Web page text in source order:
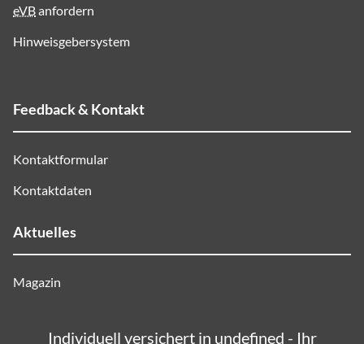
eVBanfordern
Hinweisgebersystem
Feedback & Kontakt
Kontaktformular
Kontaktdaten
Aktuelles
Magazin
Individuell versichert in undefined - Ihr